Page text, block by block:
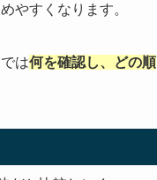
やすくなります。
は何を確認し、どの順